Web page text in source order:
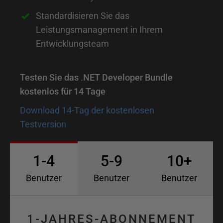
e
e
B
u
n
Standardisieren Sie das
Leistungsmanagement in Ihrem
Entwicklungsteam
Testen Sie das .NET Developer Bundle
kostenlos für 14 Tage
Download 14-Tag der kostenlosen
Testversion
1-4
Benutzer
5-9
Benutzer
10+
Benutzer
1-JAHRES-ABONNEMENT